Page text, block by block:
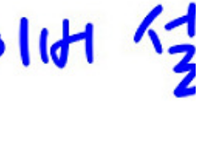
곳도 있을 것이다. 요즘 전
세이며, 프린터와 결합하거
스 기능이 내장되어 나오는
(www.ttol82..